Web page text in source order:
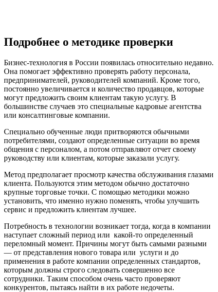
Подробнее о методике проверки
Бизнес-технология в России появилась относительно недавно.
Она помогает эффективно проверять работу персонала,
предпринимателей, руководителей компаний. Кроме того,
постоянно увеличивается и количество продавцов, которые
могут предложить своим клиентам такую услугу. В
большинстве случаев это специальные кадровые агентства
или консалтинговые компании.
Специально обученные люди притворяются обычными
потребителями, создают определенные ситуации во время
общения с персоналом, а потом отправляют отчет своему
руководству или клиентам, которые заказали услугу.
Метод предполагает просмотр качества обслуживания глазами
клиента. Пользуются этим методом обычно достаточно
крупные торговые точки. С помощью методики можно
установить, что именно нужно поменять, чтобы улучшить
сервис и предложить клиентам лучшее.
Потребность в технологии возникает тогда, когда в компании
наступает сложный период или какой-то определенный
переломный момент. Причины могут быть самыми разными
— от представления нового товара или услуги и до
применения в работе компании определенных стандартов,
которым должны строго следовать совершенно все
сотрудники. Таким способом очень часто проверяют
конкурентов, пытаясь найти в их работе недочеты.